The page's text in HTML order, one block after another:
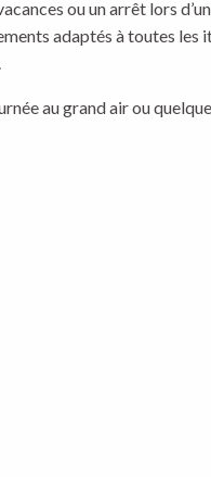
ou un arrêt lors
adaptés à toutes les
au grand air ou